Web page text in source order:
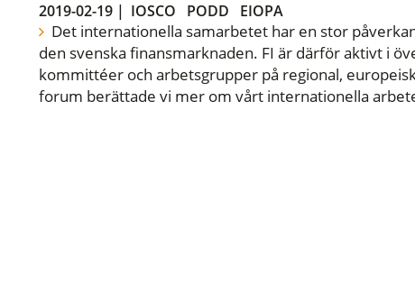
2019-02-19| IOSCO PODD EIOPA
Det internationella samarbetet har en stor
den svenska finansmarknaden. FI är därför aktivt i
kommittéer och arbetsgrupper på regional,
forum berättade vi mer om vårt internationella